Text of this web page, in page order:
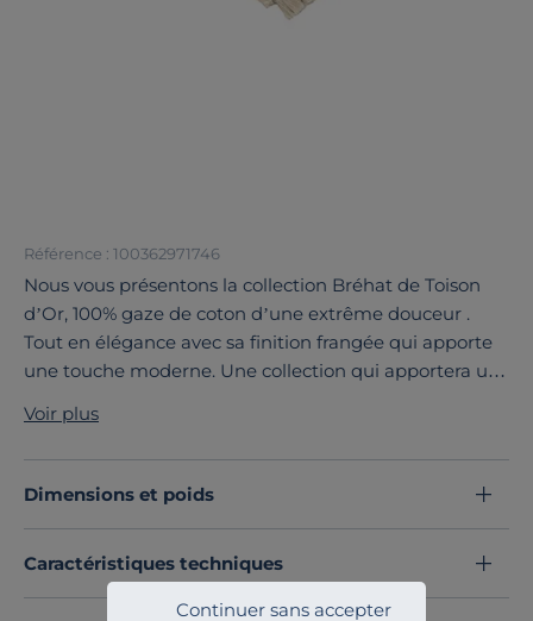
Continuer sans accepter
Référence : 100362971746
Nous vous présentons la collection Bréhat de Toison
d’Or, 100% gaze de coton d’une extrême douceur .
Tout en élégance avec sa finition frangée qui apporte
une touche moderne. Une collection qui apportera un
Découvrez toute notre sélection :
Voir plus
Dimensions et poids
Caractéristiques techniques